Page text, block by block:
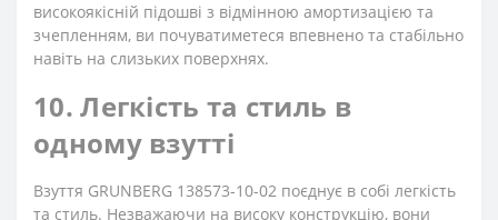
високоякісній підошві з відмінною амортизацією та
зчепленням, ви почуватиметеся впевнено та стабільно
навіть на слизьких поверхнях.
10. Легкість та стиль в
одному взутті
Взуття GRUNBERG 138573-10-02 поєднує в собі легкість
та стиль. Незважаючи на високу конструкцію, вони